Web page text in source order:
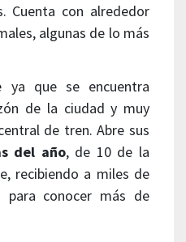
Cuenta con alrededor
algunas de lo más
ya que se encuentra
de la ciudad y muy
de tren. Abre sus
del año, de 10 de la
recibiendo a miles de
para conocer más de